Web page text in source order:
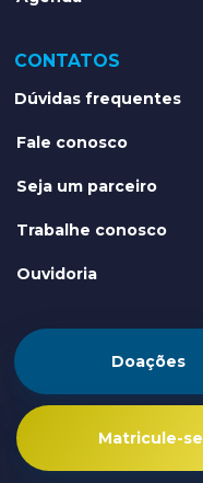
CONTATOS
Dúvidas frequentes
Fale conosco
Seja um parceiro
Trabalhe conosco
Ouvidoria
Doações
Matricule-se